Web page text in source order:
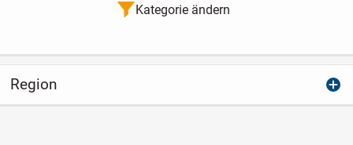
Kategorie ändern
Region